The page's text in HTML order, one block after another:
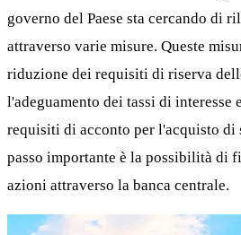
governo del Paese sta cercando di
attraverso varie misure. Queste
riduzione dei requisiti di riserva
l'adeguamento dei tassi di interesse
requisiti di acconto per l'acquisto di
passo importante è la possibilità di
azioni attraverso la banca centrale.